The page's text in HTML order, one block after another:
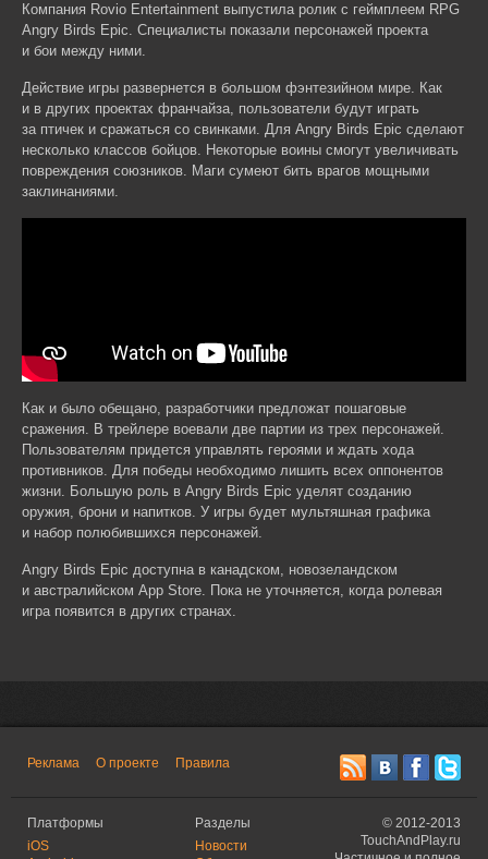
Компания Rovio Entertainment выпустила ролик с геймплеем RPG
Angry Birds Epic. Специалисты показали персонажей проекта
и бои между ними.
Действие игры развернется в большом фэнтезийном мире. Как
и в других проектах франчайза, пользователи будут играть
за птичек и сражаться со свинками. Для Angry Birds Epic сделают
несколько классов бойцов. Некоторые воины смогут увеличивать
повреждения союзников. Маги сумеют бить врагов мощными
заклинаниями.
Как и было обещано, разработчики предложат пошаговые
сражения. В трейлере воевали две партии из трех персонажей.
Пользователям придется управлять героями и ждать хода
противников. Для победы необходимо лишить всех оппонентов
жизни. Большую роль в Angry Birds Epic уделят созданию
оружия, брони и напитков. У игры будет мультяшная графика
и набор полюбившихся персонажей.
Angry Birds Epic доступна в канадском, новозеландском
и австралийском App Store. Пока не уточняется, когда ролевая
игра появится в других странах.
Реклама О проекте Правила
Платформы
iOS
Разделы
Новости
© 2012-2013
TouchAndPlay.ru